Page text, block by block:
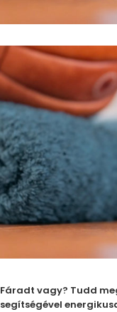
Fáradt vagy? Tudd
segítségével